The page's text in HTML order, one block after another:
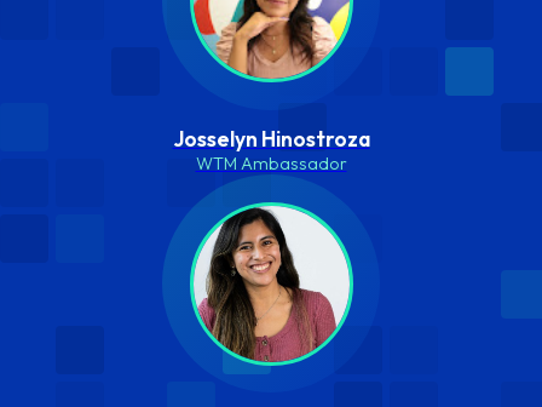
Josselyn Hinostroza
WTM Ambassador